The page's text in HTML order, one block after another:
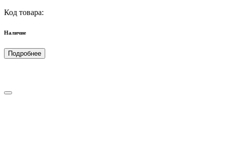
Код товара:
Наличие
Подробнее